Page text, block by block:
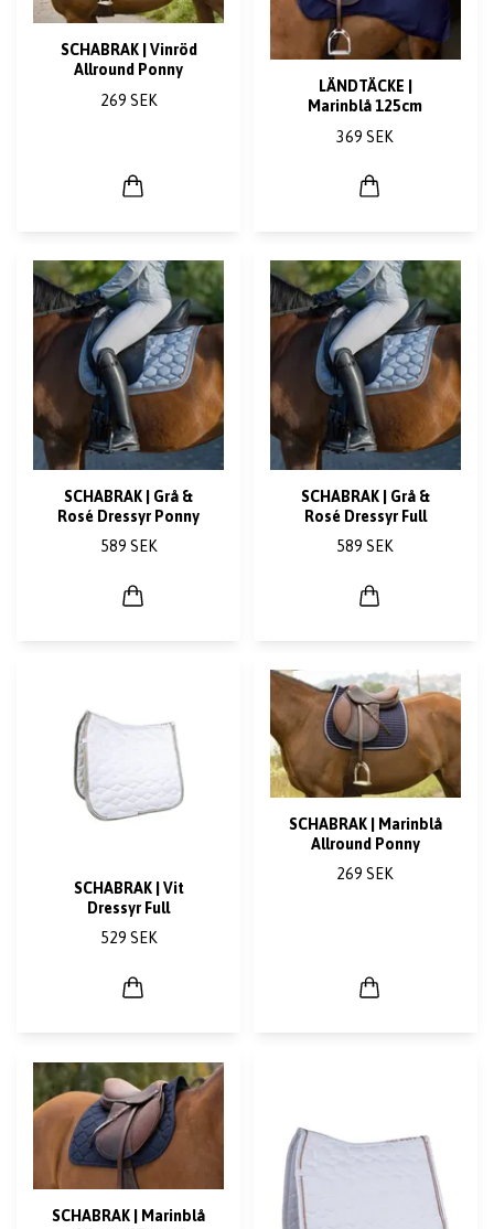
SCHABRAK | Vinröd
Allround Ponny
269 SEK
LÄNDTÄCKE |
Marinblå 125cm
369 SEK
SCHABRAK | Grå &
Rosé Dressyr Ponny
589 SEK
SCHABRAK | Grå &
Rosé Dressyr Full
589 SEK
SCHABRAK | Vit
Dressyr Full
529 SEK
SCHABRAK | Marinblå
Allround Ponny
269 SEK
SCHABRAK | Marinblå